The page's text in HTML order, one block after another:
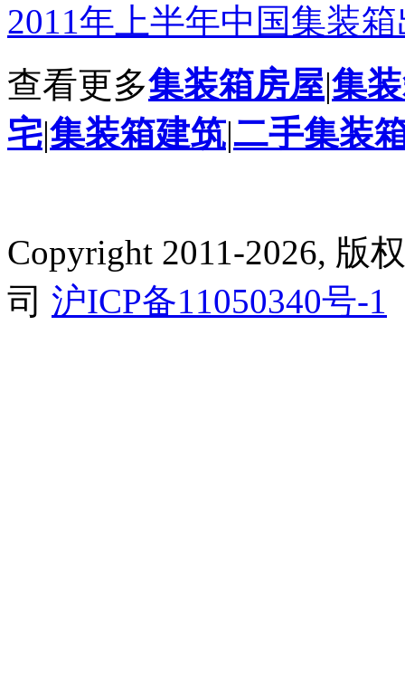
2011年上半年中国集装
查看更多集装箱房屋|集
宅|集装箱建筑|二手集装
Copyright 2011-2026, 版
司 沪ICP备11050340号-1